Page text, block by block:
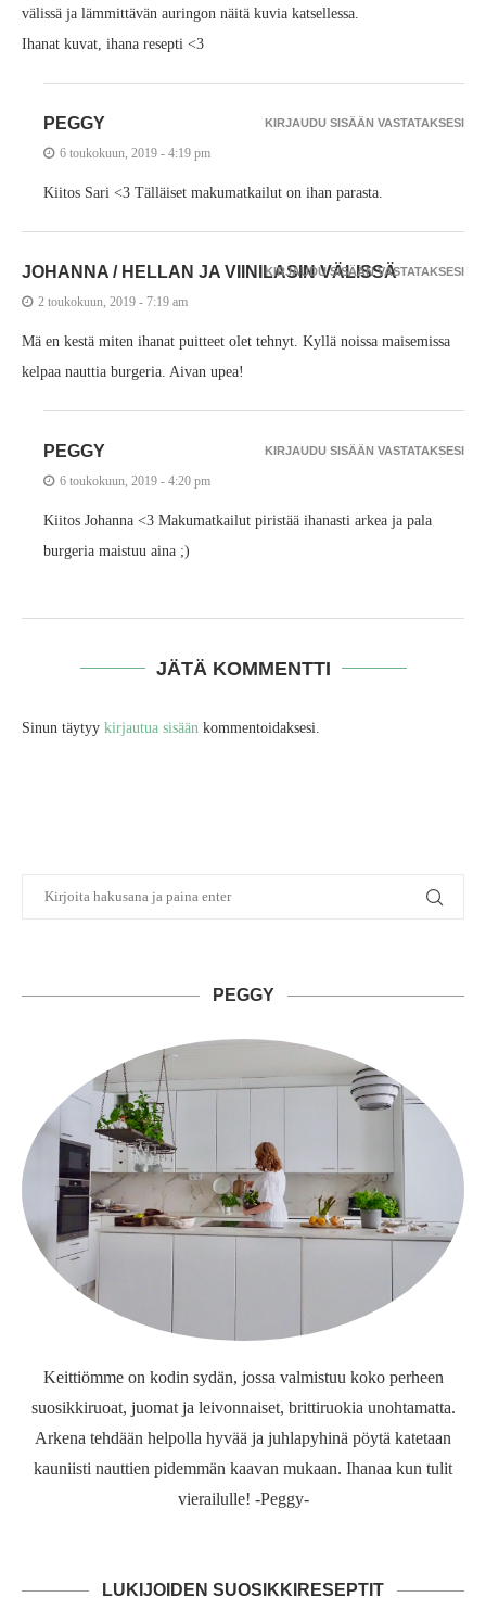
välissä ja lämmittävän auringon näitä kuvia katsellessa.
Ihanat kuvat, ihana resepti <3
PEGGY
6 toukokuun, 2019 - 4:19 pm
Kiitos Sari <3 Tälläiset makumatkailut on ihan parasta.
KIRJAUDU SISÄÄN VASTATAKSESI
JOHANNA / HELLAN JA VIINILASIN VÄLISSÄ
2 toukokuun, 2019 - 7:19 am
Mä en kestä miten ihanat puitteet olet tehnyt. Kyllä noissa maisemissa
kelpaa nauttia burgeria. Aivan upea!
KIRJAUDU SISÄÄN VASTATAKSESI
PEGGY
6 toukokuun, 2019 - 4:20 pm
Kiitos Johanna <3 Makumatkailut piristää ihanasti arkea ja pala
burgeria maistuu aina ;)
KIRJAUDU SISÄÄN VASTATAKSESI
JÄTÄ KOMMENTTI
Sinun täytyy kirjautua sisään kommentoidaksesi.
PEGGY
Keittiömme on kodin sydän, jossa valmistuu koko perheen
suosikkiruoat, juomat ja leivonnaiset, brittiruokia unohtamatta.
Arkena tehdään helpolla hyvää ja juhlapyhinä pöytä katetaan
kauniisti nauttien pidemmän kaavan mukaan. Ihanaa kun tulit
vierailulle! -Peggy-
LUKIJOIDEN SUOSIKKIRESEPTIT